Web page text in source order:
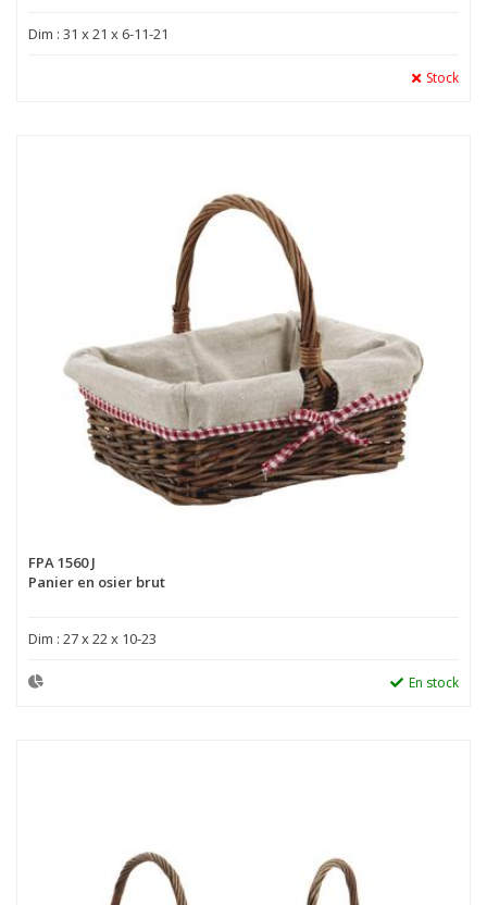
Dim : 31 x 21 x 6-11-21
Stock
FPA 1560 J
Panier en osier brut
Dim : 27 x 22 x 10-23
En stock